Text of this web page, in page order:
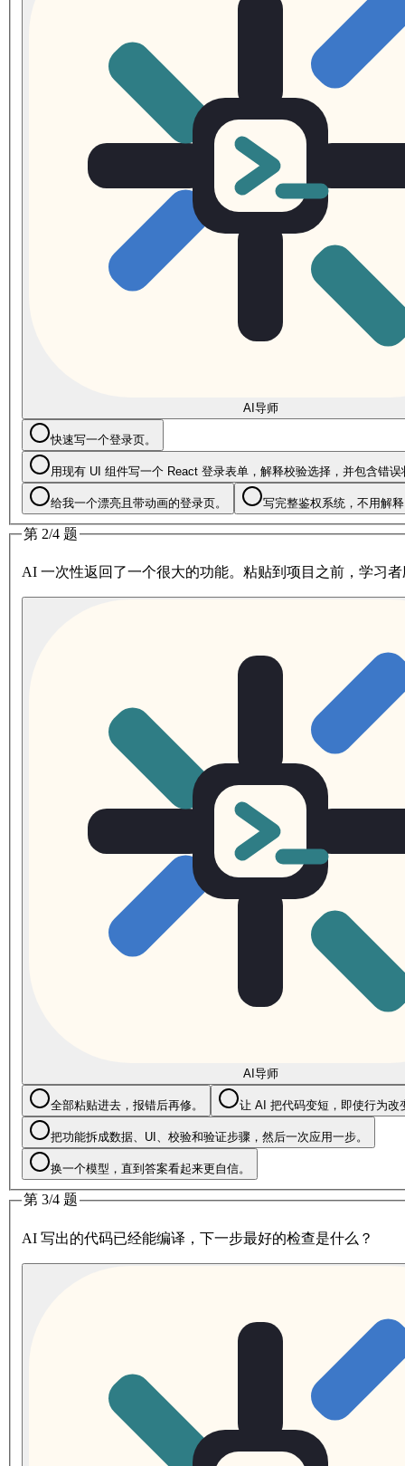
AI导师
快速写一个登录页。
用现有 UI 组件写一个 React 登录表单，解释校验选择，并包含错误
给我一个漂亮且带动画的登录页。 写完整鉴权系统，不用解
第 2/4 题
AI 一次性返回了一个很大的功能。粘贴到项目之前，学习
AI导师
全部粘贴进去，报错后再修。 让 AI 把代码变短，即使行为改
把功能拆成数据、UI、校验和验证步骤，然后一次应用一步。
换一个模型，直到答案看起来更自信。
第 3/4 题
AI 写出的代码已经能编译，下一步最好的检查是什么？